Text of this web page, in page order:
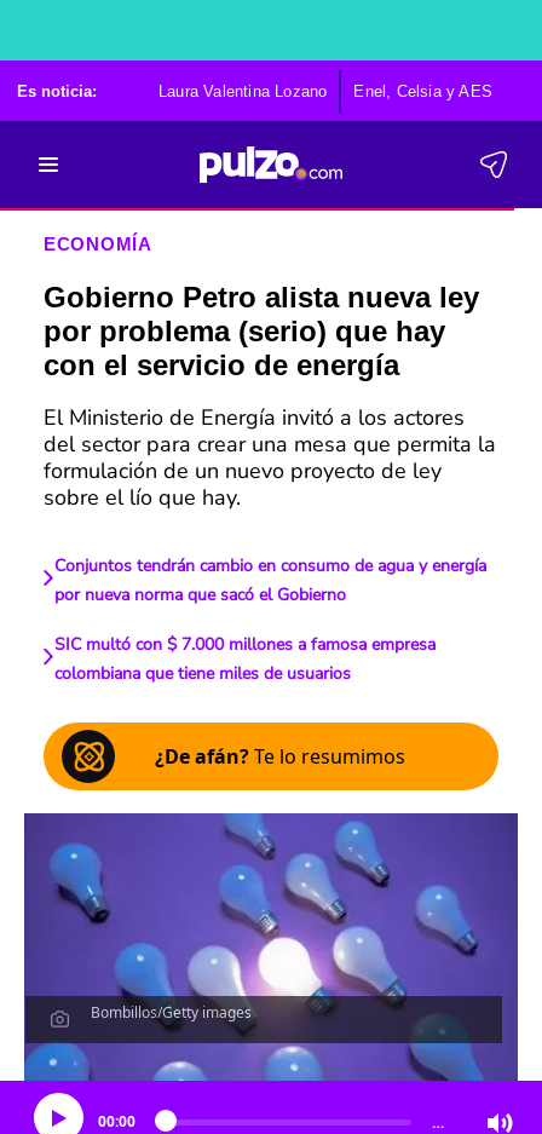
Es noticia: Laura Valentina Lozano Enel, Celsia y AES
ECONOMÍA
Gobierno Petro alista nueva ley
por problema (serio) que hay
con el servicio de energía
El Ministerio de Energía invitó a los actores
del sector para crear una mesa que permita la
formulación de un nuevo proyecto de ley
sobre el lío que hay.
Conjuntos tendrán cambio en consumo de agua y energía
por nueva norma que sacó el Gobierno
SIC multó con $ 7.000 millones a famosa empresa
colombiana que tiene miles de usuarios
¿De afán?Te lo resumimos
Bombillos/Getty images
Escucha el artículo
00:00 …